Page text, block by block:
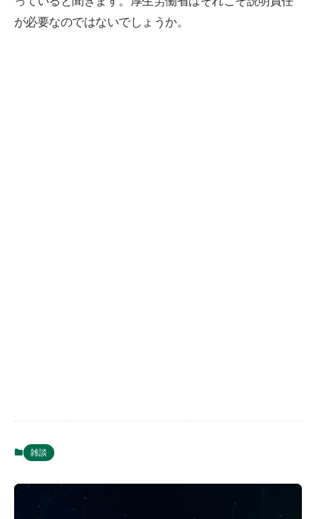
が必要なのではないでしょうか。
雑談